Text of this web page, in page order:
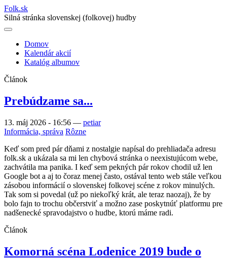
Folk.sk
Silná stránka slovenskej (folkovej) hudby
Main
navigation
Domov
Kalendár akcií
Katalóg albumov
Článok
Prebúdzame sa...
13. máj 2026 - 16:56 — petiar
Informácia, správa Rôzne
Keď som pred pár dňami z nostalgie napísal do prehliadača adresu
folk.sk a ukázala sa mi len chybová stránka o neexistujúcom webe,
zachvátila ma panika. I keď sem pekných pár rokov chodil už len
Google bot a aj to čoraz menej často, ostával tento web stále veľkou
zásobou informácií o slovenskej folkovej scéne z rokov minulých.
Tak som si povedal (už po niekoľký krát, ale teraz naozaj), že by
bolo fajn to trochu občerstviť a možno zase poskytnúť platformu pre
nadšenecké spravodajstvo o hudbe, ktorú máme radi.
Článok
Komorná scéna Lodenice 2019 bude o